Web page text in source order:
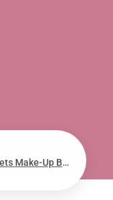
Cinema Secrets Make-Up Brush Cleaner 473ml/16oz